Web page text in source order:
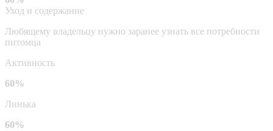
Уход и содержание
Любящему владельцу нужно заранее узнать все потребности
питомца
Активность
60%
Линька
60%